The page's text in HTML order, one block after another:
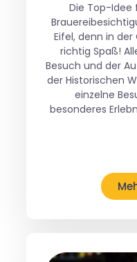
Die Top-Idee
Eifel, denn in
richtig Spaß!
Besuch und der
der Historischen
einzelne
besonderes